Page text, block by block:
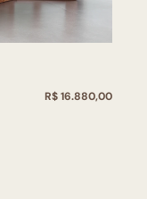
R$ 16.880,00